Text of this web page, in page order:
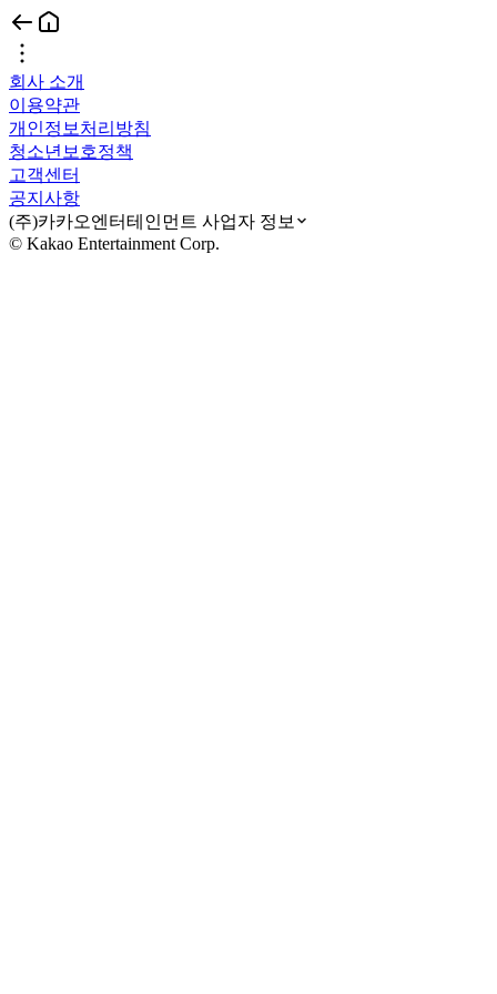
회사 소개
이용약관
개인정보처리방침
청소년보호정책
고객센터
공지사항
(주)카카오엔터테인먼트 사업자 정보
© Kakao Entertainment Corp.